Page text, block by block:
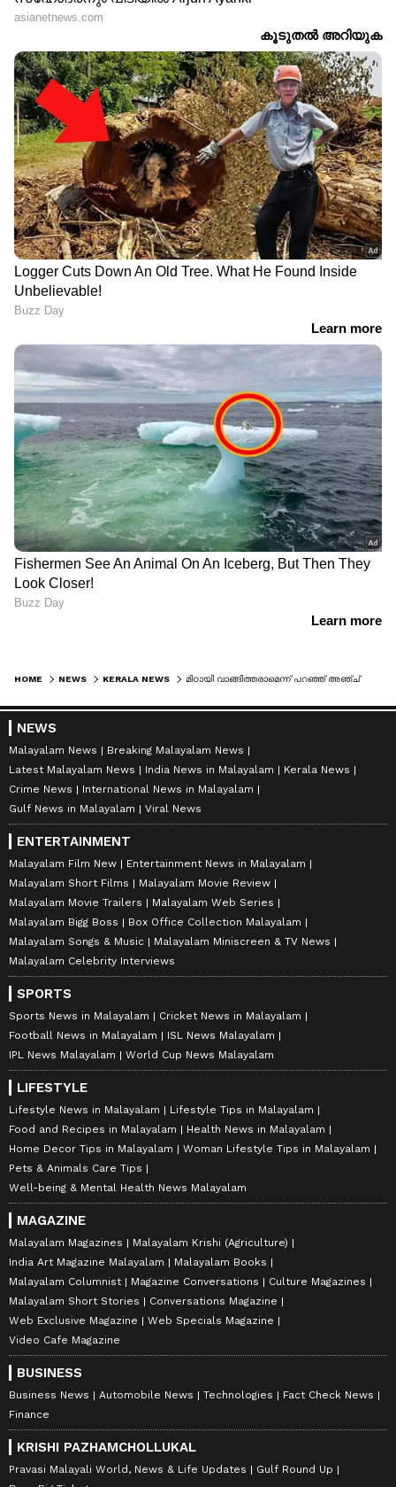
HOME NEWS KERALA NEWS
NEWS
Malayalam News
Breaking Malayalam News
Latest Malayalam News
India News in Malayalam
Kerala News
Crime News
International News in Malayalam
Gulf News in Malayalam
Viral News
ENTERTAINMENT
Malayalam Film New
Entertainment News in Malayalam
Malayalam Short Films
Malayalam Movie Review
Malayalam Movie Trailers
Malayalam Web Series
Malayalam Bigg Boss
Box Office Collection Malayalam
Malayalam Songs & Music
Malayalam Miniscreen & TV News
Malayalam Celebrity Interviews
SPORTS
Sports News in Malayalam
Cricket News in Malayalam
Football News in Malayalam
ISL News Malayalam
IPL News Malayalam
World Cup News Malayalam
LIFESTYLE
Lifestyle News in Malayalam
Lifestyle Tips in Malayalam
Food and Recipes in Malayalam
Health News in Malayalam
Home Decor Tips in Malayalam
Woman Lifestyle Tips in Malayalam
Pets & Animals Care Tips
Well-being & Mental Health News Malayalam
MAGAZINE
Malayalam Magazines
Malayalam Krishi (Agriculture)
India Art Magazine Malayalam
Malayalam Books
Malayalam Columnist
Magazine Conversations
Culture Magazines
Malayalam Short Stories
Conversations Magazine
Web Exclusive Magazine
Web Specials Magazine
Video Cafe Magazine
BUSINESS
Business News Automobile News Technologies
Fact Check News
Finance
KRISHI PAZHAMCHOLLUKAL
Pravasi Malayali World, News & Life Updates
Gulf Round Up